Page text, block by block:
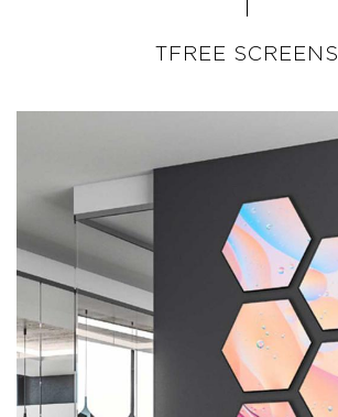
TFREE SCREENS